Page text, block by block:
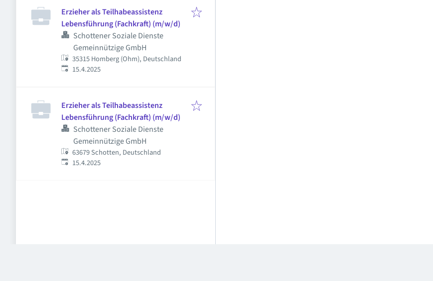
Erzieher als Teilhabeassistenz
Lebensführung (Fachkraft) (m/w/d)
Schottener Soziale Dienste
Gemeinnützige GmbH
35315 Homberg (Ohm), Deutschland
Veröffentlicht
15.4.2025
Erzieher als Teilhabeassistenz
Lebensführung (Fachkraft) (m/w/d)
Schottener Soziale Dienste
Gemeinnützige GmbH
63679 Schotten, Deutschland
Veröffentlicht
15.4.2025